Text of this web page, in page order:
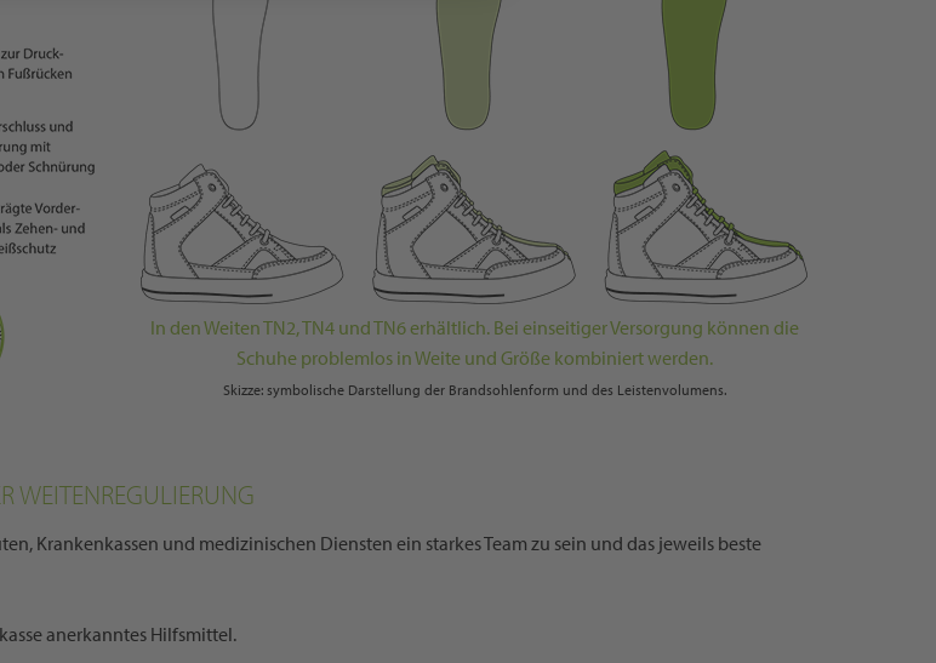
In den Weiten TN2, TN4 und TN6 erhältlich. Bei einseitiger Versorgung können die
Schuhe problemlos in Weite und Größe kombiniert werden.
Skizze: symbolische Darstellung der Brandsohlenform und des Leistenvolumens.
WEITENREGULIERUNG
Krankenkassen und medizinischen Diensten ein starkes Team zu sein und das jeweils beste
anerkanntes Hilfsmittel.